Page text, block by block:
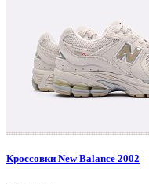
Кроссовки New Balance 2002